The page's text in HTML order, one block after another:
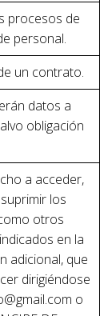
procesos de
personal.
un contrato.
datos a
obligación
a acceder,
los
otros
en la
adicional, que
dirigiéndose
o